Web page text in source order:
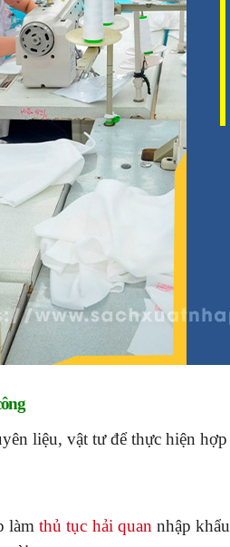
liệu, vật tư để thực hiện
làmthủ tục hải quan nhập